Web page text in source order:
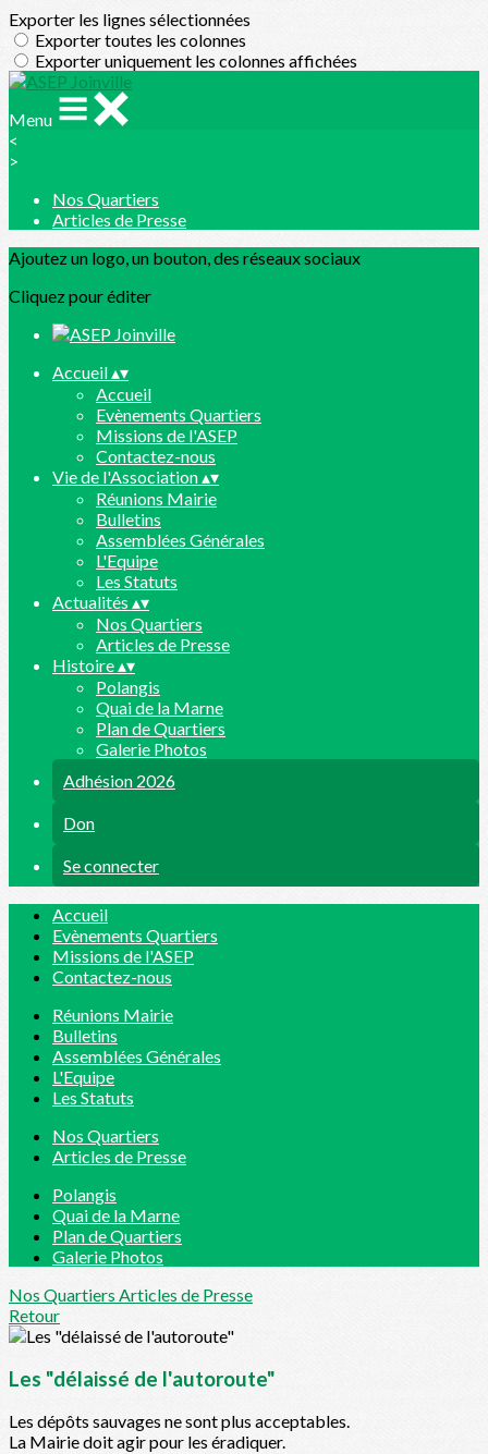
Exporter les lignes sélectionnées
Exporter toutes les colonnes
Exporter uniquement les colonnes affichées
Menu
<
>
Nos Quartiers
Articles de Presse
Ajoutez un logo, un bouton, des réseaux sociaux
Cliquez pour éditer
Accueil▴▾
Accueil
Evènements Quartiers
Missions de l'ASEP
Contactez-nous
Vie de l'Association▴▾
Réunions Mairie
Bulletins
Assemblées Générales
L'Equipe
Les Statuts
Actualités ▴▾
Nos Quartiers
Articles de Presse
Histoire▴▾
Polangis
Quai de la Marne
Plan de Quartiers
Galerie Photos
Adhésion 2026
Don
Se connecter
Accueil
Evènements Quartiers
Missions de l'ASEP
Contactez-nous
Réunions Mairie
Bulletins
Assemblées Générales
L'Equipe
Les Statuts
Nos Quartiers
Articles de Presse
Polangis
Quai de la Marne
Plan de Quartiers
Galerie Photos
Nos Quartiers Articles de Presse
Retour
Les "délaissé de l'autoroute"
Les dépôts sauvages ne sont plus acceptables.
La Mairie doit agir pour les éradiquer.